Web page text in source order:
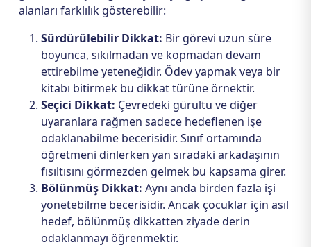
alanları farklılık gösterebilir:
Sürdürülebilir Dikkat: Bir görevi uzun süre
boyunca, sıkılmadan ve kopmadan devam
ettirebilme yeteneğidir. Ödev yapmak veya bir
kitabı bitirmek bu dikkat türüne örnektir.
Seçici Dikkat: Çevredeki gürültü ve diğer
uyaranlara rağmen sadece hedeflenen işe
odaklanabilme becerisidir. Sınıf ortamında
öğretmeni dinlerken yan sıradaki arkadaşının
fısıltısını görmezden gelmek bu kapsama girer.
Bölünmüş Dikkat: Aynı anda birden fazla işi
yönetebilme becerisidir. Ancak çocuklar için asıl
hedef, bölünmüş dikkatten ziyade derin
odaklanmayı öğrenmektir.